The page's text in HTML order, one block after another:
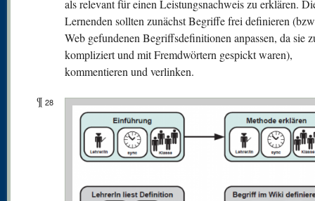
als relevant für einen Leistungsnachweis zu erklären.
Lernenden sollten zunächst Begriffe frei definieren
Web gefundenen Begriffsdefinitionen anpassen, da sie
kompliziert und mit Fremdwörtern gespickt waren),
kommentieren und verlinken.
¶ 28